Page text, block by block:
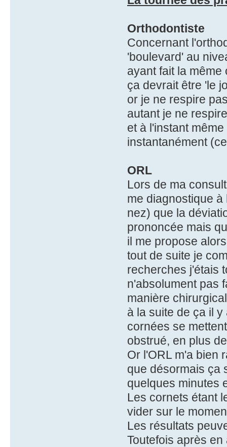
Orthodontiste
Concernant
'boulevard' au
ayant fait la
ça devrait être 'le
or je ne respire
autant je ne
et à l'instant
instantanément
ORL
Lors de ma
me diagnostique
nez) que la
prononcée mais
il me propose
tout de suite je
recherches j'étais
n'absolument pas
manière
à la suite de ça il
cornées se
obstrué, en plus
Or l'ORL m'a bien
que désormais ça
quelques minutes
Les cornets étant
vider sur le
Les résultats
Toutefois après